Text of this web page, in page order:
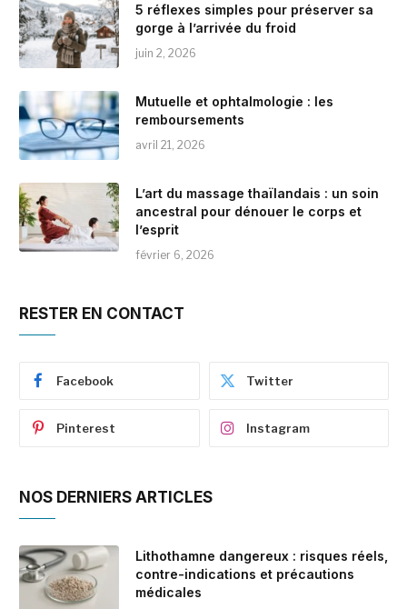
5 réflexes simples pour préserver sa
gorge à l’arrivée du froid
juin 2, 2026
Mutuelle et ophtalmologie : les
remboursements
avril 21, 2026
L’art du massage thaïlandais : un soin
ancestral pour dénouer le corps et
l’esprit
février 6, 2026
RESTER EN CONTACT
Facebook Twitter
Pinterest Instagram
NOS DERNIERS ARTICLES
Lithothamne dangereux : risques réels,
contre-indications et précautions
médicales